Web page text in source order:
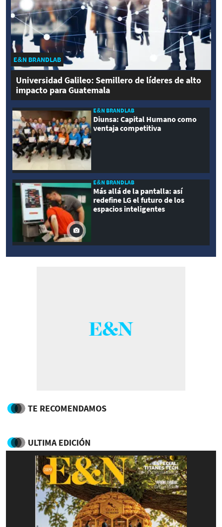
E&N BRANDLAB
Universidad Galileo: Semillero de líderes de alto
impacto para Guatemala
E&N BRANDLAB
Diunsa: Capital Humano como
ventaja competitiva
E&N BRANDLAB
Más allá de la pantalla: así
redefine LG el futuro de los
espacios inteligentes
TE RECOMENDAMOS
ULTIMA EDICIÓN